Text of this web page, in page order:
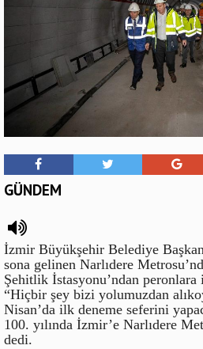
GÜNDEM
İzmir Büyükşehir Belediye
sona gelinen Narlıdere
Şehitlik İstasyonu’ndan peronlara
“Hiçbir şey bizi yolumuzdan
Nisan’da ilk deneme seferini
100. yılında İzmir’e Narlıdere
dedi.